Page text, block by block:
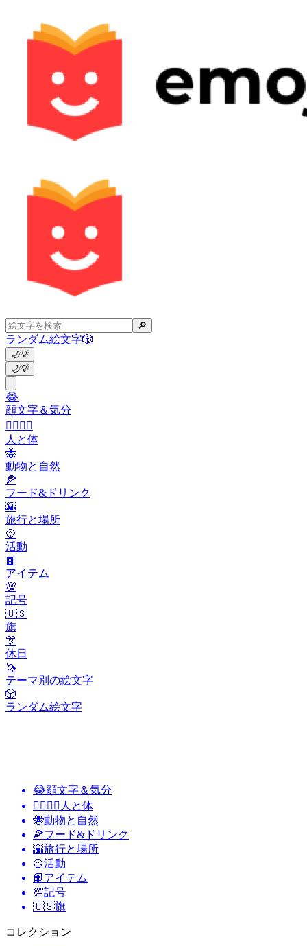
🔎
ランダム絵文字🎲
🌙💡
🌙💡
😂
顔文字＆気分
👩‍❤️‍💋‍👨
人と体
🐝
動物と自然
🍕
フード&ドリンク
🌇
旅行と場所
🥎
活動
📙
アイテム
💯
記号
🇺🇸
旗
🎊
休日
🦄
テーマ別の絵文字
🎲
ランダム絵文字
😂顔文字＆気分
👩‍❤️‍💋‍👨 人と体
🐝動物と自然
🍕フード&ドリンク
🌇旅行と場所
🥎活動
📙 アイテム
💯記号
🇺🇸旗
コレクション